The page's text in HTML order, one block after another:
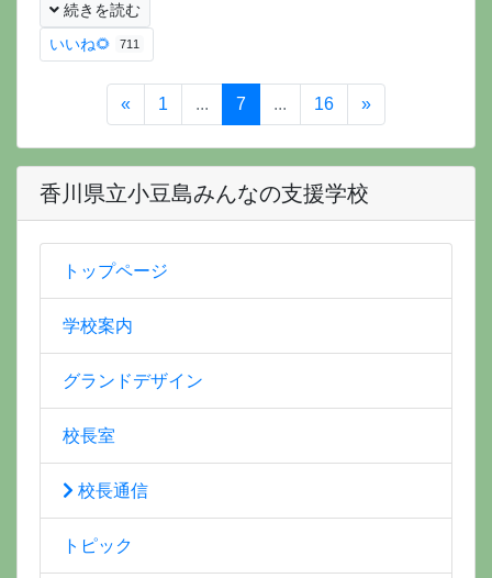
香川県立小豆島みんなの支援学校
トップページ
学校案内
グランドデザイン
校長室
校長通信
トピック
続きを読む
いいね🌻
711
« 1 ... 7 ... 16 »